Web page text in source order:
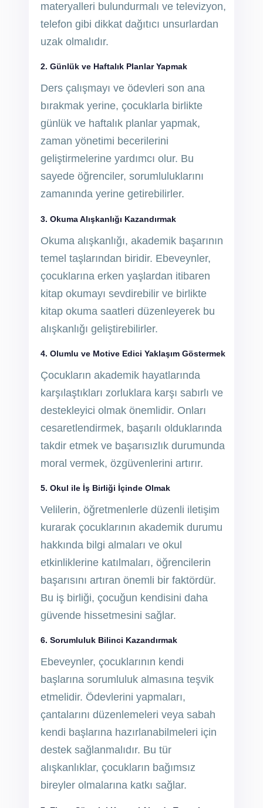
materyalleri bulundurmalı ve televizyon,
telefon gibi dikkat dağıtıcı unsurlardan
uzak olmalıdır.
2. Günlük ve Haftalık Planlar Yapmak
Ders çalışmayı ve ödevleri son ana
bırakmak yerine, çocuklarla birlikte
günlük ve haftalık planlar yapmak,
zaman yönetimi becerilerini
geliştirmelerine yardımcı olur. Bu
sayede öğrenciler, sorumluluklarını
zamanında yerine getirebilirler.
3. Okuma Alışkanlığı Kazandırmak
Okuma alışkanlığı, akademik başarının
temel taşlarından biridir. Ebeveynler,
çocuklarına erken yaşlardan itibaren
kitap okumayı sevdirebilir ve birlikte
kitap okuma saatleri düzenleyerek bu
alışkanlığı geliştirebilirler.
4. Olumlu ve Motive Edici Yaklaşım Göstermek
Çocukların akademik hayatlarında
karşılaştıkları zorluklara karşı sabırlı ve
destekleyici olmak önemlidir. Onları
cesaretlendirmek, başarılı olduklarında
takdir etmek ve başarısızlık durumunda
moral vermek, özgüvenlerini artırır.
5. Okul ile İş Birliği İçinde Olmak
Velilerin, öğretmenlerle düzenli iletişim
kurarak çocuklarının akademik durumu
hakkında bilgi almaları ve okul
etkinliklerine katılmaları, öğrencilerin
başarısını artıran önemli bir faktördür.
Bu iş birliği, çocuğun kendisini daha
güvende hissetmesini sağlar.
6. Sorumluluk Bilinci Kazandırmak
Ebeveynler, çocuklarının kendi
başlarına sorumluluk almasına teşvik
etmelidir. Ödevlerini yapmaları,
çantalarını düzenlemeleri veya sabah
kendi başlarına hazırlanabilmeleri için
destek sağlanmalıdır. Bu tür
alışkanlıklar, çocukların bağımsız
bireyler olmalarına katkı sağlar.